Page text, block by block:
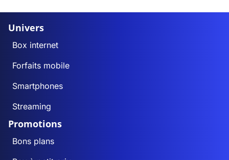
Univers
Box internet
Forfaits mobile
Smartphones
Streaming
Promotions
Bons plans